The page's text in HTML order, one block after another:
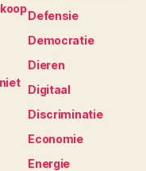
Defensie
Democratie
Dieren
Digitaal
Discriminatie
Economie
Energie